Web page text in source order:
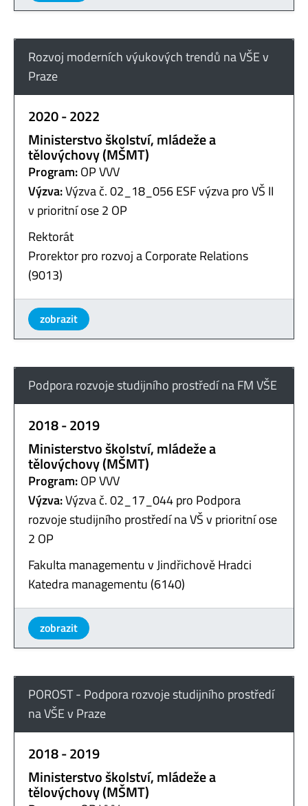
Rozvoj moderních výukových trendů na VŠE v
Praze
2020 - 2022
Ministerstvo školství, mládeže a
tělovýchovy (MŠMT)
Program:OP VVV
Výzva:Výzva č. 02_18_056 ESF výzva pro VŠ II
v prioritní ose 2 OP
Rektorát
Prorektor pro rozvoj a Corporate Relations
(9013)
zobrazit
Podpora rozvoje studijního prostředí na FM VŠE
2018 - 2019
Ministerstvo školství, mládeže a
tělovýchovy (MŠMT)
Program:OP VVV
Výzva:Výzva č. 02_17_044 pro Podpora
rozvoje studijního prostředí na VŠ v prioritní ose
2 OP
Fakulta managementu v Jindřichově Hradci
Katedra managementu (6140)
zobrazit
POROST - Podpora rozvoje studijního prostředí
na VŠE v Praze
2018 - 2019
Ministerstvo školství, mládeže a
tělovýchovy (MŠMT)